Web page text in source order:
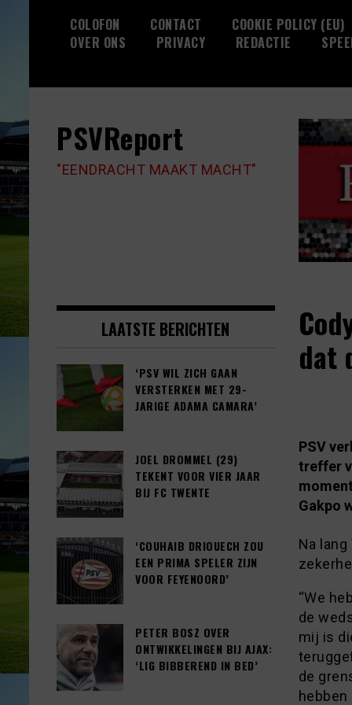
COLOFON CONTACT COOKIE POLICY (EU)
OVER ONS
PRIVACY REDACTIE
PSVReport
"EENDRACHT MAAKT MACHT"
dat
PSV
treffer
Gakpo
Na
“We
de
mij is
de
LAATSTE BERICHTEN
‘PSV WIL ZICH GAAN
VERSTERKEN MET 29-
JARIGE ADAMA CAMARA’
JOEL DROMMEL (29)
TEKENT VOOR VIER JAAR
BIJ FC TWENTE
‘COUHAIB DRIOUECH ZOU
EEN PRIMA SPELER ZIJN
VOOR FEYENOORD’
PETER BOSZ OVER
ONTWIKKELINGEN BIJ AJAX:
‘LIG BIBBEREND IN BED’